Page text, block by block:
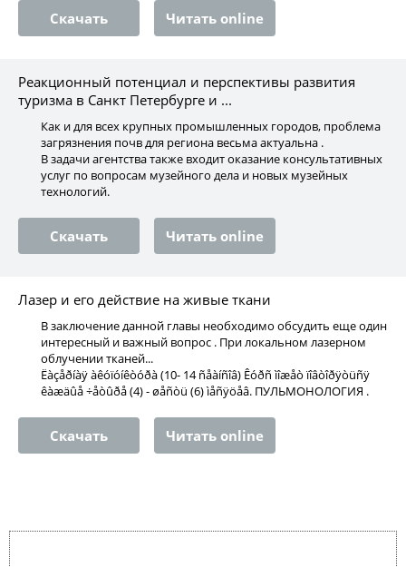
Скачать Читать online
Реакционный потенциал и перспективы развития
туризма в Санкт Петербурге и ...
Как и для всех крупных промышленных городов, проблема
загрязнения почв для региона весьма актуальна .
В задачи агентства также входит оказание консультативных
услуг по вопросам музейного дела и новых музейных
технологий.
Скачать Читать online
Лазер и его действие на живые ткани
В заключение данной главы необходимо обсудить еще один
интересный и важный вопрос . При локальном лазерном
облучении тканей...
Ëàçåðíàÿ àêóïóíêòóðà (10- 14 ñåàíñîâ) Êóðñ ìîæåò ïîâòîðÿòüñÿ
êàæäûå ÷åòûðå (4) - øåñòü (6) ìåñÿöåâ. ПУЛЬМОНОЛОГИЯ .
Скачать Читать online